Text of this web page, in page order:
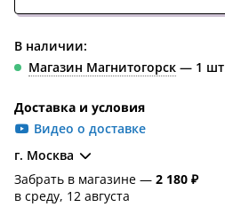
В наличии:
Магазин Магнитогорск — 1 шт
Доставка и условия
Видео о доставке
г. Москва
Забрать в магазине — 2 180 ₽
в среду, 12 августа